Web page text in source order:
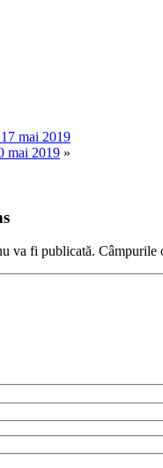
mai 2019
mai 2019 »
va fi publicată. Câmpurile